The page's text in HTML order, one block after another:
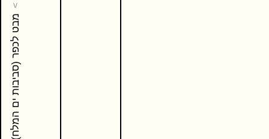
מבט לכפר (סביבות ים המלח)